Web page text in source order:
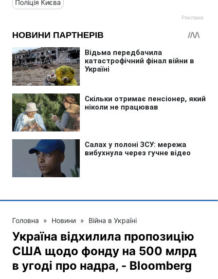
Поліція Києва
Головна » Новини » Війна в Україні
Україна відхилила пропозицію
США щодо фонду на 500 млрд
в угоді про надра, - Bloomberg